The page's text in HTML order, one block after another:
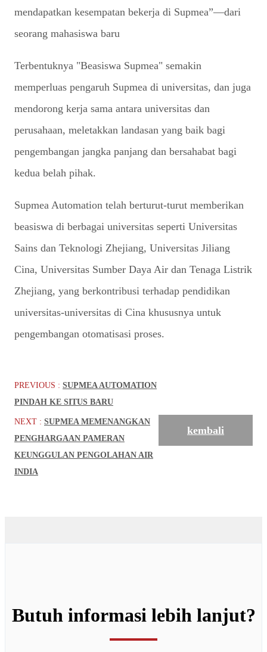
mendapatkan kesempatan bekerja di Supmea”—dari
seorang mahasiswa baru
Terbentuknya "Beasiswa Supmea" semakin
memperluas pengaruh Supmea di universitas, dan juga
mendorong kerja sama antara universitas dan
perusahaan, meletakkan landasan yang baik bagi
pengembangan jangka panjang dan bersahabat bagi
kedua belah pihak.
Supmea Automation telah berturut-turut memberikan
beasiswa di berbagai universitas seperti Universitas
Sains dan Teknologi Zhejiang, Universitas Jiliang
Cina, Universitas Sumber Daya Air dan Tenaga Listrik
Zhejiang, yang berkontribusi terhadap pendidikan
universitas-universitas di Cina khususnya untuk
pengembangan otomatisasi proses.
PREVIOUS : SUPMEA AUTOMATION
PINDAH KE SITUS BARU
NEXT : SUPMEA MEMENANGKAN
PENGHARGAAN PAMERAN
KEUNGGULAN PENGOLAHAN AIR
INDIA
kembali
Butuh informasi lebih lanjut?